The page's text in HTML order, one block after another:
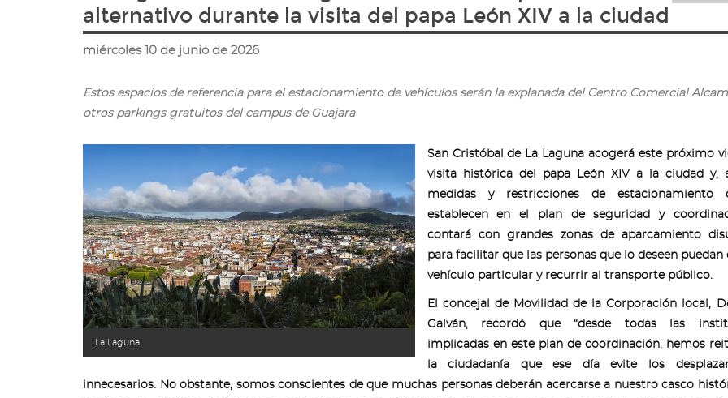
ir
a
la
página
inicio
alternativo durante la visita del papa León XIV a la ciudad
miércoles 10 de junio de 2026
Estos espacios de referencia para el estacionamiento de vehículos serán la explanada del Centro Comercial
otros parkings gratuitos del campus de Guajara
La Laguna
San Cristóbal de La Laguna acogerá este próximo
visita histórica del papa León XIV a la ciudad y,
medidas y restricciones de estacionamiento
establecen en el plan de seguridad y
contará con grandes zonas de aparcamiento
para facilitar que las personas que lo deseen puedan
vehículo particular y recurrir al transporte público.
El concejal de Movilidad de la Corporación local,
Galván, recordó que “desde todas las
implicadas en este plan de coordinación, hemos
la ciudadanía que ese día evite los
innecesarios. No obstante, somos conscientes de que muchas personas deberán acercarse a nuestro casco